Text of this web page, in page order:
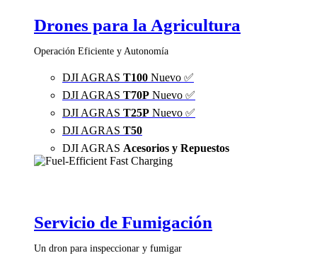
Drones para la Agricultura
Operación Eficiente y Autonomía
DJI AGRAS T100 Nuevo ✅
DJI AGRAS T70P Nuevo ✅
DJI AGRAS T25P Nuevo ✅
DJI AGRAS T50
DJI AGRAS Acesorios y Repuestos
Servicio de Fumigación
Un dron para inspeccionar y fumigar